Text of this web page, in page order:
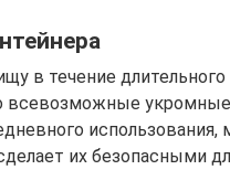
в течение
всевозможные
их безопасными